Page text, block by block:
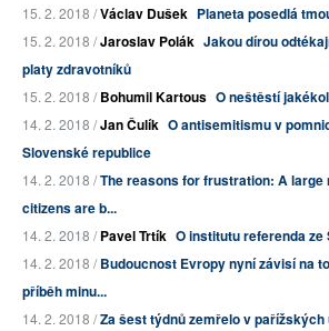
15. 2. 2018 /Václav Dušek Planeta posedlá
15. 2. 2018 /Jaroslav Polák Jakou dírou
platy zdravotníků
15. 2. 2018 /Bohumil Kartous O neštěstí
14. 2. 2018 /Jan Čulík O antisemitismu v
Slovenské republice
14. 2. 2018 /The reasons for frustration: A large
citizens are b...
14. 2. 2018 /Pavel Trtík O institutu referenda
14. 2. 2018 /Budoucnost Evropy nyní závisí na
příběh minu...
14. 2. 2018 /Za šest týdnů zemřelo v